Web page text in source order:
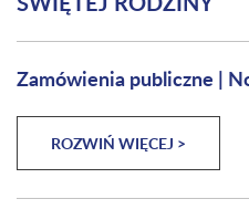
Zamówienia publiczne |
ROZWIŃ WIĘCEJ >